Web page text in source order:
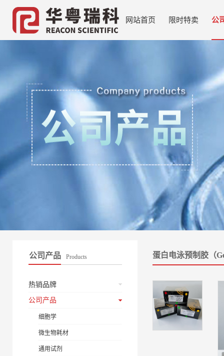
网站首页 限时特卖 公
公司产品 Products
热销品牌
公司产品
细胞学
微生物耗材
通用试剂
蛋白电泳预制胶（